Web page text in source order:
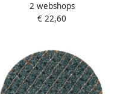
Slijpschijf Standard for Inox
125x1x22.23mm recht 25
2 webshops
€ 22,60